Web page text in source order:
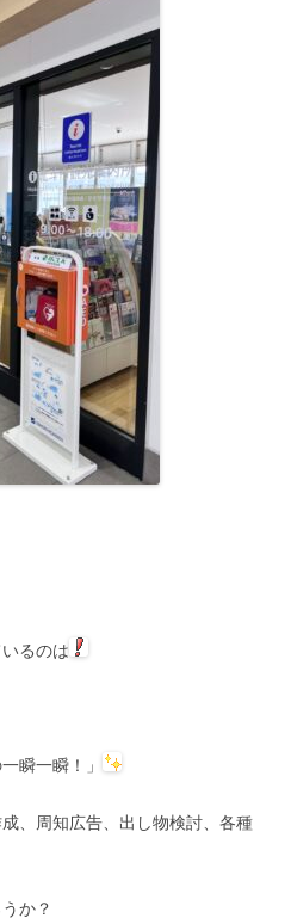
るのは
瞬一瞬！」
、周知広告、出し物検討、各種
か？